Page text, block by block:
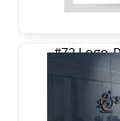
#72 Logo-